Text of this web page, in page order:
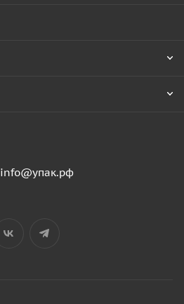
info@упак.рф